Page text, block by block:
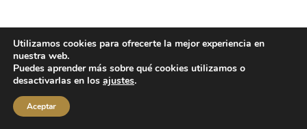
Utilizamos cookies para ofrecerte la mejor experiencia en
nuestra web.
Puedes aprender más sobre qué cookies utilizamos o
desactivarlas en los ajustes.
Aceptar